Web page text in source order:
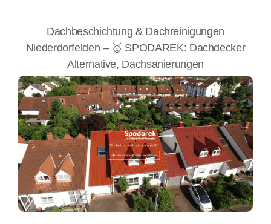
Dachbeschichtung & Dachreinigungen
Niederdorfelden – 🥇 SPODAREK: Dachdecker
Alternative, Dachsanierungen